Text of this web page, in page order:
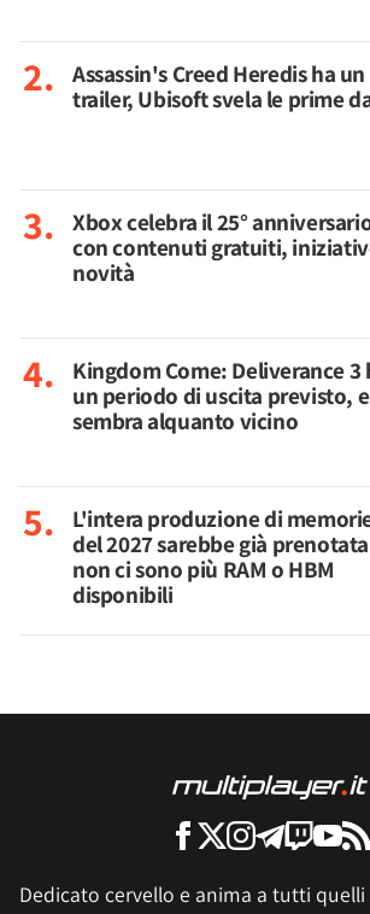
Assassin's Creed Heredis ha un
trailer, Ubisoft svela le prime
Xbox celebra il 25°
con contenuti gratuiti,
novità
Kingdom Come: Deliverance 3
un periodo di uscita previsto, e
sembra alquanto vicino
L'intera produzione di
del 2027 sarebbe già
non ci sono più RAM o HBM
disponibili
Dedicato cervello e anima a tutti